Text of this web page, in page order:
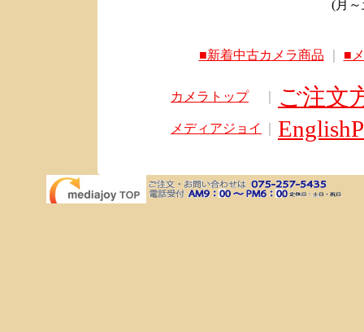
(月～
■新着中古カメラ商品 ■
カメラトップ ご注文
メディアジョイ